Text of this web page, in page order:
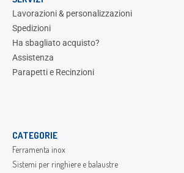
Lavorazioni & personalizzazioni
Spedizioni
Ha sbagliato acquisto?
Assistenza
Parapetti e Recinzioni
CATEGORIE
Ferramenta inox
Sistemi per ringhiere e balaustre